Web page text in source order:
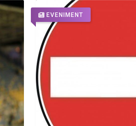
EVENIMENT